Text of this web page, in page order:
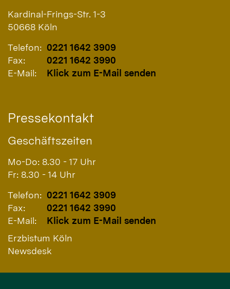
Kardinal-Frings-Str. 1-3
50668 Köln
Telefon: 0221 1642 3909
Fax:
0221 1642 3990
E-Mail:
Klick zum E-Mail senden
Pressekontakt
Geschäftszeiten
Mo-Do: 8.30 - 17 Uhr
Fr: 8.30 - 14 Uhr
Telefon: 0221 1642 3909
Fax:
0221 1642 3990
E-Mail:
Klick zum E-Mail senden
Erzbistum Köln
Newsdesk